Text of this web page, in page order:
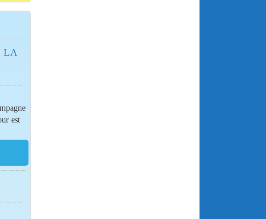
LA
est